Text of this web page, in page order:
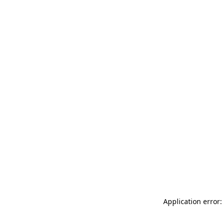
Application